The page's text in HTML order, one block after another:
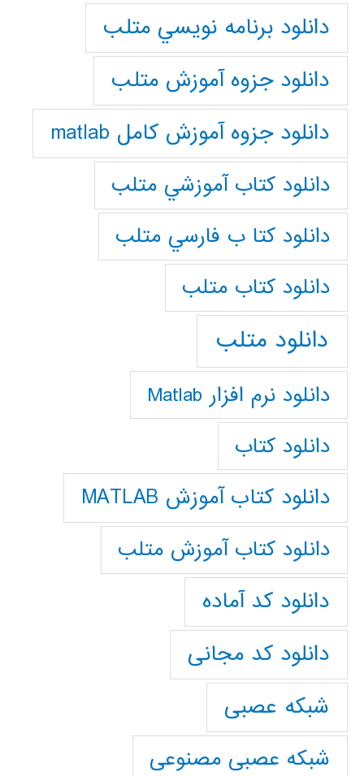
دانلود برنامه نويسي متلب
دانلود جزوه آموزش متلب
دانلود جزوه آموزش کامل matlab
دانلود كتاب آموزشي متلب
دانلود كتا ب فارسي متلب
دانلود كتاب متلب
دانلود متلب
دانلود نرم افزار Matlab
دانلود کتاب
دانلود کتاب آموزش MATLAB
دانلود کتاب آموزش متلب
دانلود کد آماده
دانلود کد مجانی
شبکه عصبی
شبکه عصبی مصنوعی